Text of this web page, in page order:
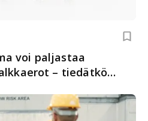
voi paljastaa
– tiedätkö